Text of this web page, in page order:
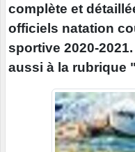
complète et
officiels natation
sportive 2020-
aussi à la rubrique